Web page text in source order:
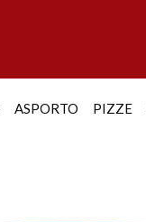
ASPORTO PIZZE